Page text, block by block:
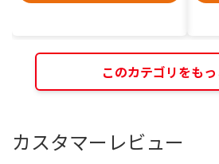
このカテゴリをも
カスタマーレビュー